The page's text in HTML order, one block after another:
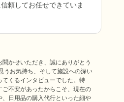
頼してお任せできていま
かせいただき、誠にありがとう
うお気持ち、そして施設への深い
くるインタビューでした。特
不安があったからこそ、現在の
日用品の購入代行といった細や